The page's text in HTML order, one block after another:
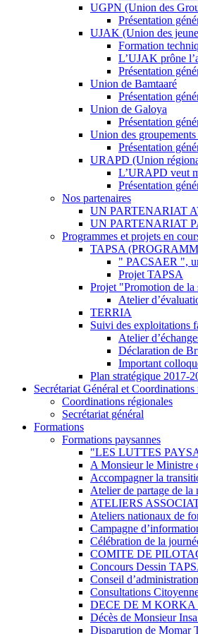
UGPN (Union des
Présentation
UJAK (Union des
Formation
L’UJAK prône
Présentation
Union de Bamtaaré
Présentation
Union de Galoya
Présentation
Union des
Présentation
URAPD (Union
L’URAPD veut
Présentation
Nos partenaires
UN PARTENARIAT
UN PARTENARIAT
Programmes et projets en
TAPSA
" PACSAER ",
Projet TAPSA
Projet "Promotion de la
Atelier
TERRIA
Suivi des exploitations
Atelier
Déclaration de
Important
Plan stratégique
Secrétariat Général et Coordinations
Coordinations régionales
Secrétariat général
Formations
Formations paysannes
"LES LUTTES
A Monsieur le Ministre
Accompagner la
Atelier de partage de
ATELIERS
Ateliers nationaux de
Campagne
Célébration de la
COMITE DE
Concours Dessin
Conseil
Consultations
DECE DE M
Décès de Monsieur
Disparution de Momar